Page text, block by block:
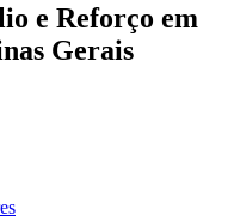
e Reforço em
Gerais